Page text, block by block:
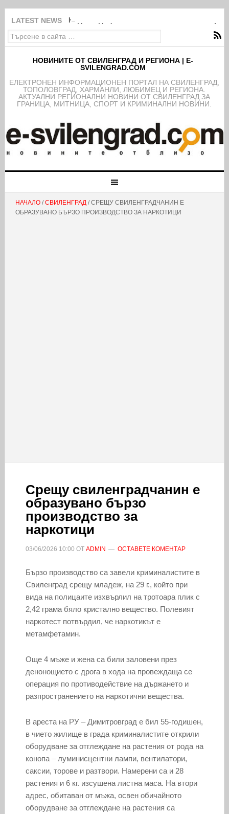
LATEST NEWS Над 150 деца от школата на ФК
НОВИНИТЕ ОТ СВИЛЕНГРАД И РЕГИОНА | E-
SVILENGRAD.COM
EЛЕКТРОНЕН ИНФОРМАЦИОНЕН ПОРТАЛ НА СВИЛЕНГРАД,
ТОПОЛОВГРАД, ХАРМАНЛИ, ЛЮБИМЕЦ И РЕГИОНА.
АКТУАЛНИ РЕГИОНАЛНИ НОВИНИ ОТ СВИЛЕНГРАД ЗА
ГРАНИЦА, МИТНИЦА, СПОРТ И КРИМИНАЛНИ НОВИНИ.
НАЧАЛО/СВИЛЕНГРАД/ СРЕЩУ СВИЛЕНГРАДЧАНИН Е
ОБРАЗУВАНО БЪРЗО ПРОИЗВОДСТВО ЗА НАРКОТИЦИ
Срещу свиленградчанин е
образувано бързо
производство за
наркотици
03/06/2026 10:00 ОТ ADMIN ОСТАВЕТЕ КОМЕНТАР
Бързо производство са завели криминалистите в
Свиленград срещу младеж, на 29 г., който при
вида на полицаите изхвърлил на тротоара плик с
2,42 грама бяло кристално вещество. Полевият
наркотест потвърдил, че наркотикът е
метамфетамин.
Още 4 мъже и жена са били заловени през
денонощието с дрога в хода на провеждаща се
операция по противодействие на държането и
разпространението на наркотични вещества.
В ареста на РУ – Димитровград е бил 55-годишен,
в чието жилище в града криминалистите открили
оборудване за отглеждане на растения от рода на
конопа – луминисцентни лампи, вентилатори,
саксии, торове и разтвори. Намерени са и 28
растения и 6 кг. изсушена листна маса. На втори
адрес, обитаван от мъжа, освен обичайното
оборудване за отглеждане на растения са